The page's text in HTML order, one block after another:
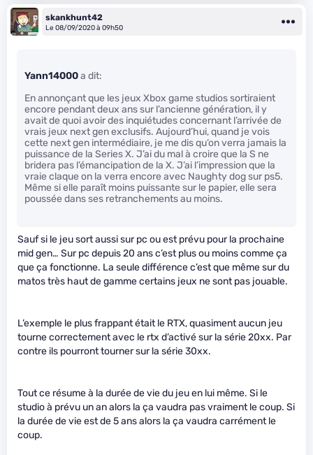
skankhunt42
Le 08/09/2020 à 09h50
Yann14000a dit:
En annonçant que les jeux Xbox game studios sortiraient
encore pendant deux ans sur l’ancienne génération, il y
avait de quoi avoir des inquiétudes concernant l’arrivée de
vrais jeux next gen exclusifs. Aujourd’hui, quand je vois
cette next gen intermédiaire, je me dis qu’on verra jamais la
puissance de la Series X. J’ai du mal à croire que la S ne
bridera pas l’émancipation de la X. J’ai l’impression que la
vraie claque on la verra encore avec Naughty dog sur ps5.
Même si elle paraît moins puissante sur le papier, elle sera
poussée dans ses retranchements au moins.
Sauf si le jeu sort aussi sur pc ou est prévu pour la prochaine
mid gen… Sur pc depuis 20 ans c’est plus ou moins comme ça
que ça fonctionne. La seule différence c’est que même sur du
matos très haut de gamme certains jeux ne sont pas jouable.
L’exemple le plus frappant était le RTX, quasiment aucun jeu
tourne correctement avec le rtx d’activé sur la série 20xx. Par
contre ils pourront tourner sur la série 30xx.
Tout ce résume à la durée de vie du jeu en lui même. Si le
studio à prévu un an alors la ça vaudra pas vraiment le coup. Si
la durée de vie est de 5 ans alors la ça vaudra carrément le
coup.